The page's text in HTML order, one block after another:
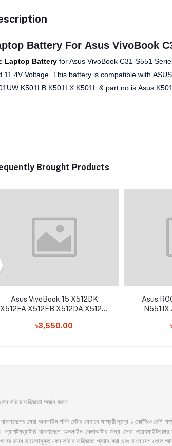
Battery For Asus VivoBook
Laptop Batteryfor Asus VivoBook C31-S551
11.4V Voltage. This battery is compatible with
K501LB K501LX K501L & part no is Asus
Brought Products
Asus VivoBook 15 X512DK
X512FA X512FB X512DA X512FJ
Laptop Battery
৳3,550.00
Asus
N551JX
অভিজ্ঞতা অর্জন করুন
সেরা অনলাইন শপিং স্টোর যেখানে সাশ্রয়ী মূল্যে ১ কোটিরও বেশি পণ্য
বাংলাদেশে অনলাইন কেনাকাটার জন্য সেরা
জন্য ঝামেলামুক্ত কেনাকাটার অভিজ্ঞতা প্রদান করা এবং